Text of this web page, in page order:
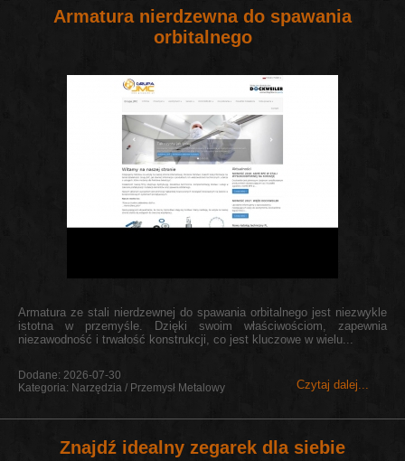
Armatura nierdzewna do spawania
orbitalnego
Armatura ze stali nierdzewnej do spawania orbitalnego jest niezwykle
istotna w przemyśle. Dzięki swoim właściwościom, zapewnia
niezawodność i trwałość konstrukcji, co jest kluczowe w wielu...
Czytaj dalej...
Dodane: 2026-07-30
Kategoria: Narzędzia / Przemysł Metalowy
Znajdź idealny zegarek dla siebie